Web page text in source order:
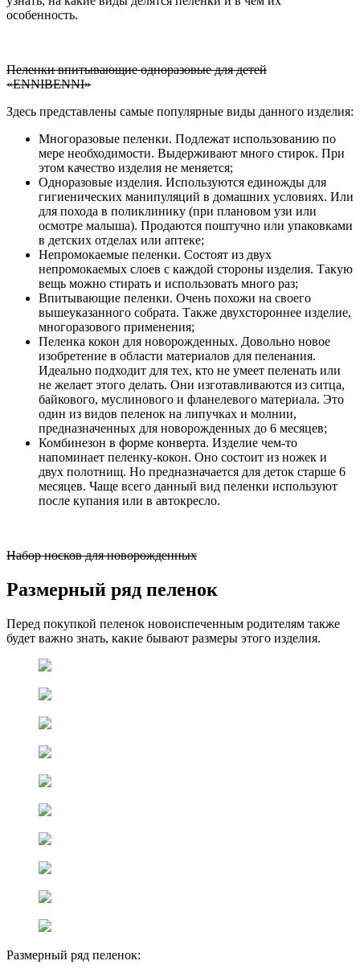
особенность.
Пеленки впитывающие одноразовые для детей
«ENNIBENNI»
Здесь представлены самые популярные виды данного изделия:
Многоразовые пеленки. Подлежат использованию по
мере необходимости. Выдерживают много стирок. При
этом качество изделия не меняется;
Одноразовые изделия. Используются единожды для
гигиенических манипуляций в домашних условиях. Или
для похода в поликлинику (при плановом узи или
осмотре малыша). Продаются поштучно или упаковками
в детских отделах или аптеке;
Непромокаемые пеленки. Состоят из двух
непромокаемых слоев с каждой стороны изделия. Такую
вещь можно стирать и использовать много раз;
Впитывающие пеленки. Очень похожи на своего
вышеуказанного собрата. Также двухстороннее изделие,
многоразового применения;
Пеленка кокон для новорожденных. Довольно новое
изобретение в области материалов для пеленания.
Идеально подходит для тех, кто не умеет пеленать или
не желает этого делать. Они изготавливаются из ситца,
байкового, муслинового и фланелевого материала. Это
один из видов пеленок на липучках и молнии,
предназначенных для новорожденных до 6 месяцев;
Комбинезон в форме конверта. Изделие чем-то
напоминает пеленку-кокон. Оно состоит из ножек и
двух полотнищ. Но предназначается для деток старше 6
месяцев. Чаще всего данный вид пеленки используют
после купания или в автокресло.
Набор носков для новорожденных
Размерный ряд пеленок
Перед покупкой пеленок новоиспеченным родителям также
будет важно знать, какие бывают размеры этого изделия.
Размерный ряд пеленок: